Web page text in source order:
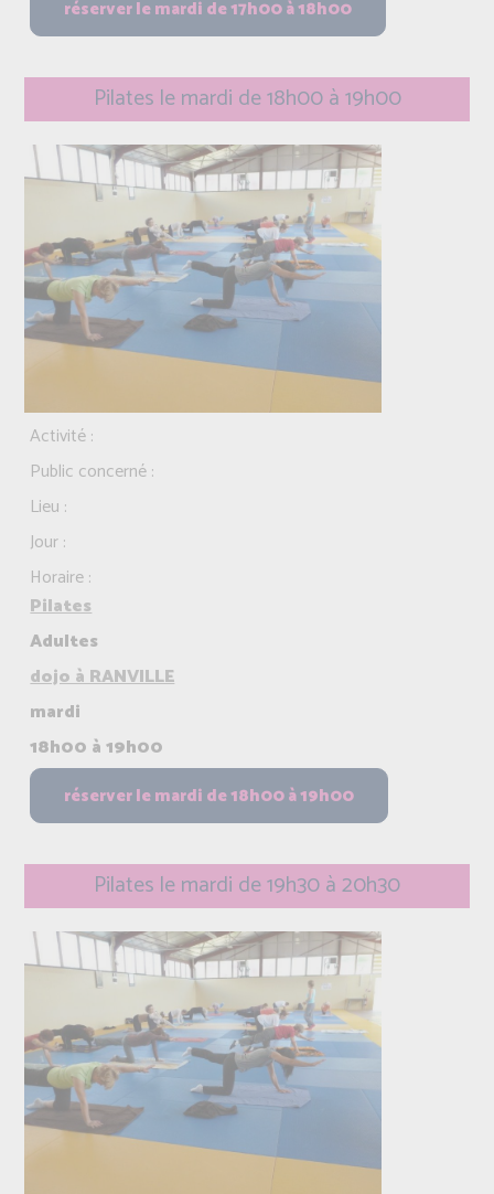
Pilates le mardi de 18h00 à 19h00
Activité :
Public concerné :
Lieu :
Jour :
Horaire :
Pilates
Adultes
dojo à RANVILLE
mardi
18h00 à 19h00
Pilates le mardi de 19h30 à 20h30